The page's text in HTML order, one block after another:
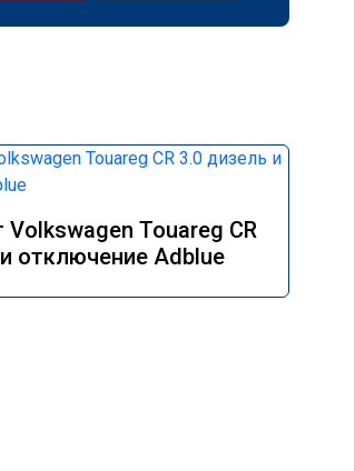
Volkswagen Touareg CR
отключение Adblue